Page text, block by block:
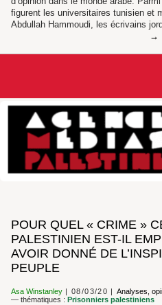
figurent les universitaires tunisien et
Abdullah Hammoudi, les écrivains
POUR QUEL « CRIME »
PALESTINIEN EST-IL
AVOIR DONNÉ DE
PEUPLE
Asa Winstanley 08/03/20 Analyses,
— thématiques : Prisonniers palestiniens